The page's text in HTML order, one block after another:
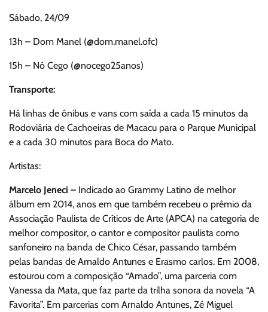
Sábado, 24/09
13h – Dom Manel (@dom.manel.ofc)
15h – Nó Cego (@nocego25anos)
Transporte:
Há linhas de ônibus e vans com saída a cada 15 minutos da
Rodoviária de Cachoeiras de Macacu para o Parque Municipal
e a cada 30 minutos para Boca do Mato.
Artistas:
Marcelo Jeneci – Indicado ao Grammy Latino de melhor
álbum em 2014, anos em que também recebeu o prêmio da
Associação Paulista de Críticos de Arte (APCA) na categoria de
melhor compositor, o cantor e compositor paulista como
sanfoneiro na banda de Chico César, passando também
pelas bandas de Arnaldo Antunes e Erasmo carlos. Em 2008,
estourou com a composição “Amado”, uma parceria com
Vanessa da Mata, que faz parte da trilha sonora da novela “A
Favorita”. Em parcerias com Arnaldo Antunes, Zé Miguel